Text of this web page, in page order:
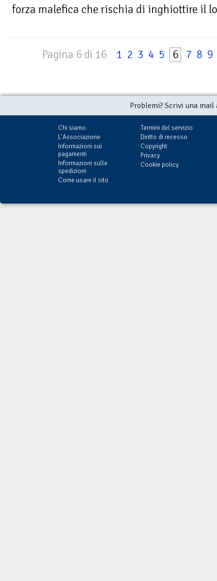
forza malefica che rischia di inghiottire il
Pagina 6 di 16 1 2 3 4 5 6 7 8 9
Problemi? Scrivi una
Chi siamo
L'Associazione
Informazioni sui
pagamenti
Informazioni sulle
spedizioni
Come usare il sito
Termini del servizio
Diritto di recesso
Copyright
Privacy
Cookie policy